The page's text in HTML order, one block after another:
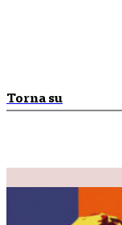
Torna su